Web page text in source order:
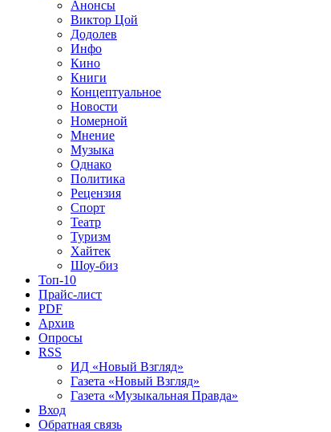
Анонсы
Виктор Цой
Додолев
Инфо
Кино
Книги
Концептуальное
Новости
Номерной
Мнение
Музыка
Однако
Политика
Рецензия
Спорт
Театр
Туризм
Хайтек
Шоу-биз
Топ-10
Прайс-лист
PDF
Архив
Опросы
RSS
ИД «Новый Взгляд»
Газета «Новый Взгляд»
Газета «Музыкальная Правда»
Вход
Обратная связь